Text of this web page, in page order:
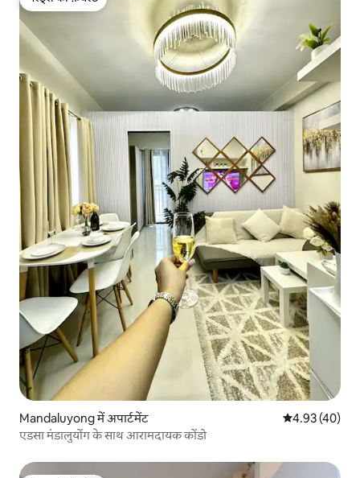
गेस्ट्स की फ़ेवरेट
Mandaluyong में अपार्टमेंट औसत रेटिंग 5 में
4.93 (40)
एडसा मंडालुयोंग के साथ आरामदायक कोंडो